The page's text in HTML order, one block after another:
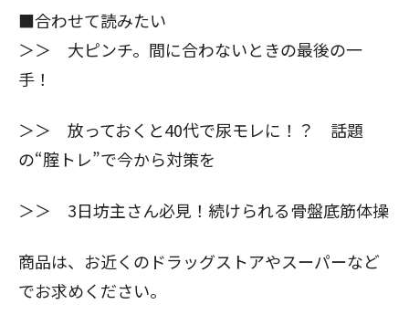
■合わせて読みたい
＞＞ 大ピンチ。間に合わないときの最後の一
手！
＞＞ 放っておくと40代で尿モレに！？ 話題
の“腟トレ”で今から対策を
＞＞ 3日坊主さん必見！続けられる骨盤底筋体操
商品は、お近くのドラッグストアやスーパーなど
でお求めください。